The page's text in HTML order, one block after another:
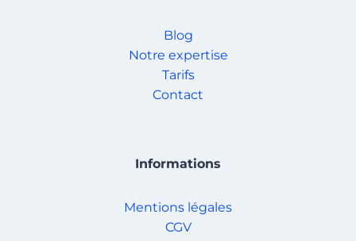
Blog
Notre expertise
Tarifs
Contact
Informations
Mentions légales
CGV